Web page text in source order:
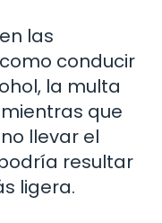
las
conducir
la multa
que
llevar el
resultar
ligera.